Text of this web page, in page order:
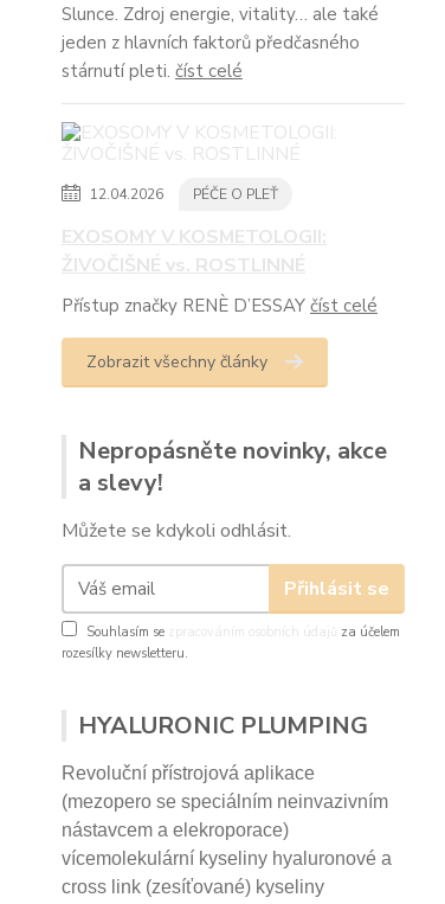
Slunce. Zdroj energie, vitality… ale také
jeden z hlavních faktorů předčasného
stárnutí pleti. číst celé
12.04.2026 PÉČE O PLEŤ
EXOSOMY V KOSMETOLOGII:
ŽIVOČIŠNÉ vs. ROSTLINNÉ
Přístup značky RENÈ D’ESSAY číst celé
Zobrazit všechny články
Nepropásněte novinky, akce
a slevy!
Můžete se kdykoli odhlásit.
Přihlásit se
Souhlasím se zpracováním osobních údajů
za účelem
rozesílky newsletteru.
HYALURONIC PLUMPING
Revoluční přístrojová aplikace
(mezopero se speciálním neinvazivním
nástavcem a elekroporace)
vícemolekulární kyseliny hyaluronové a
cross link (zesíťované) kyseliny